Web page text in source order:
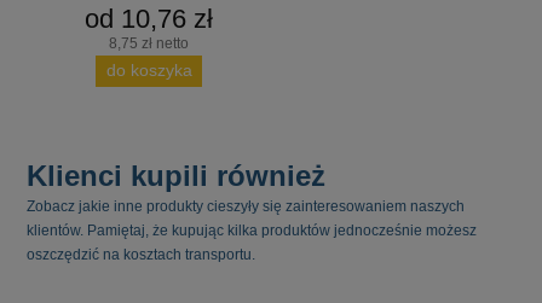
od 10,76 zł
8,75 zł netto
do koszyka
Klienci kupili również
Zobacz jakie inne produkty cieszyły się zainteresowaniem naszych
klientów. Pamiętaj, że kupując kilka produktów jednocześnie możesz
oszczędzić na kosztach transportu.